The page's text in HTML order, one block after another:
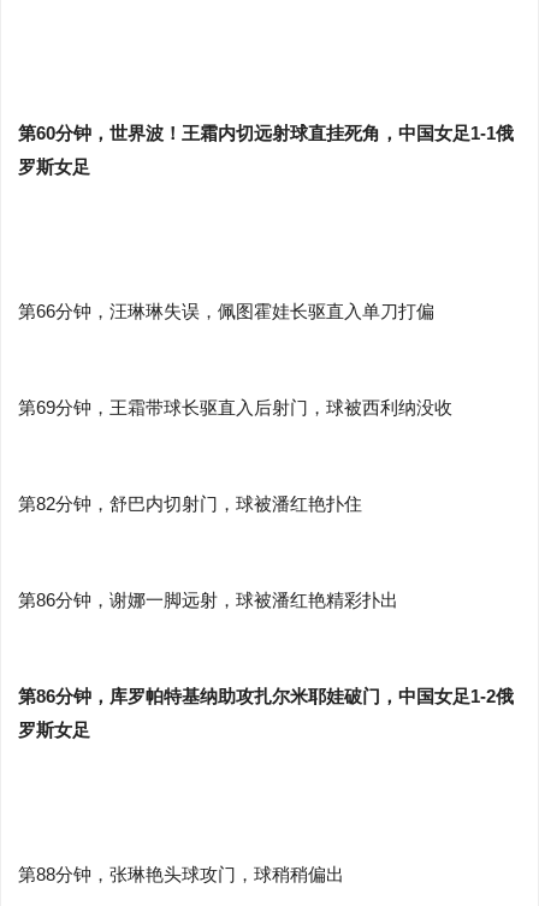
第60分钟，世界波！王霜内切远射球直挂死角，中国女足1-1俄
罗斯女足
第66分钟，汪琳琳失误，佩图霍娃长驱直入单刀打偏
第69分钟，王霜带球长驱直入后射门，球被西利纳没收
第82分钟，舒巴内切射门，球被潘红艳扑住
第86分钟，谢娜一脚远射，球被潘红艳精彩扑出
第86分钟，库罗帕特基纳助攻扎尔米耶娃破门，中国女足1-2俄
罗斯女足
第88分钟，张琳艳头球攻门，球稍稍偏出